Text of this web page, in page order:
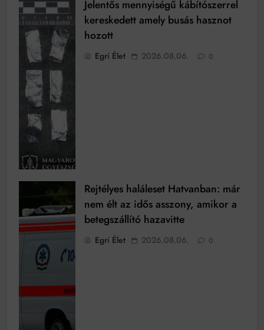
Jelentős mennyiségű kábítószerrel
kereskedett amely busás hasznot
hozott
Egri Élet 2026.08.06. 0
Rejtélyes haláleset Hatvanban: már
nem élt az idős asszony, amikor a
betegszállító hazavitte
Egri Élet 2026.08.06. 0